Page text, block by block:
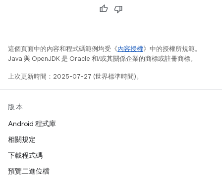
這個頁面中的內容和程式碼範例均受《內容授權》中的授權所規範。
Java 與 OpenJDK 是 Oracle 和/或其關係企業的商標或註冊商標。
上次更新時間：2025-07-27 (世界標準時間)。
版本
Android 程式庫
相關規定
下載程式碼
預覽二進位檔